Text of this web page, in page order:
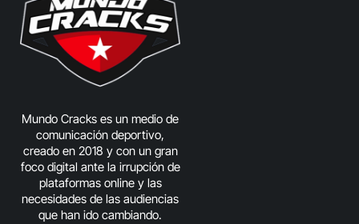
Mundo Cracks es un medio de
comunicación deportivo,
creado en 2018 y con un gran
foco digital ante la irrupción de
plataformas online y las
necesidades de las audiencias
que han ido cambiando.